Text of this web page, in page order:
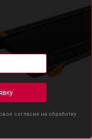
согласие на обработку